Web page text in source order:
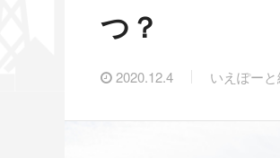
つ？
2020.12.4 いえぽー